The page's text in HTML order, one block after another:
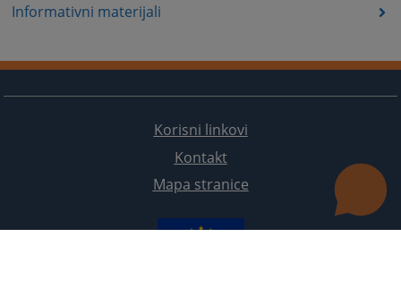
Informativni materijali
Korisni linkovi
Kontakt
Mapa stranice